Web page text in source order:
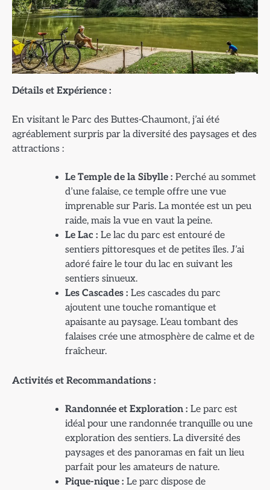
Détails et Expérience :
En visitant le Parc des Buttes-Chaumont, j’ai été
agréablement surpris par la diversité des paysages et des
attractions :
Le Temple de la Sibylle : Perché au sommet
d’une falaise, ce temple offre une vue
imprenable sur Paris. La montée est un peu
raide, mais la vue en vaut la peine.
Le Lac : Le lac du parc est entouré de
sentiers pittoresques et de petites îles. J’ai
adoré faire le tour du lac en suivant les
sentiers sinueux.
Les Cascades : Les cascades du parc
ajoutent une touche romantique et
apaisante au paysage. L’eau tombant des
falaises crée une atmosphère de calme et de
fraîcheur.
Activités et Recommandations :
Randonnée et Exploration : Le parc est
idéal pour une randonnée tranquille ou une
exploration des sentiers. La diversité des
paysages et des panoramas en fait un lieu
parfait pour les amateurs de nature.
Pique-nique : Le parc dispose de